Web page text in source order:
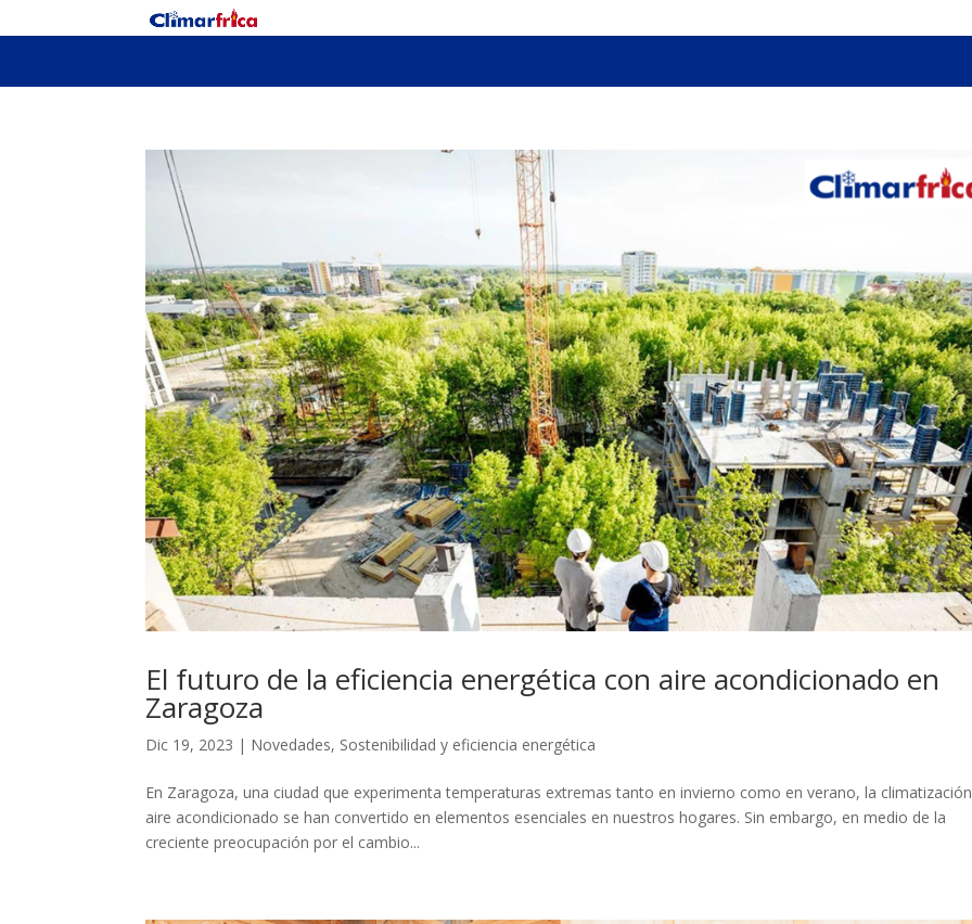
El futuro de la eficiencia energética con aire acondicionado en
Zaragoza
Dic 19, 2023 | Novedades, Sostenibilidad y eficiencia energética
En Zaragoza, una ciudad que experimenta temperaturas extremas tanto en invierno como en verano, la
aire acondicionado se han convertido en elementos esenciales en nuestros hogares. Sin embargo, en medio de la
creciente preocupación por el cambio...